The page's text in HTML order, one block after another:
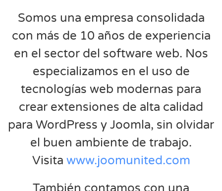
Somos una empresa consolidada
con más de 10 años de experiencia
en el sector del software web. Nos
especializamos en el uso de
tecnologías web modernas para
crear extensiones de alta calidad
para WordPress y Joomla, sin olvidar
el buen ambiente de trabajo.
Visita www.joomunited.com